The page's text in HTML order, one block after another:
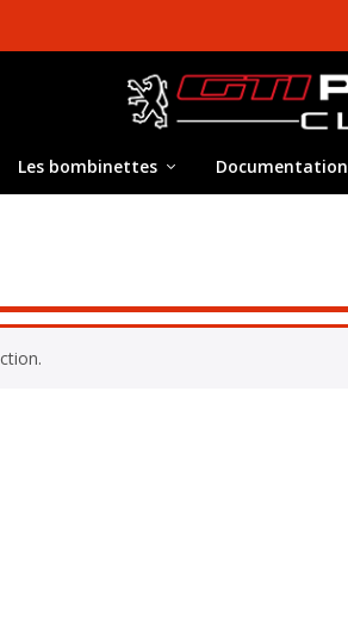
Les bombinettes Documentation